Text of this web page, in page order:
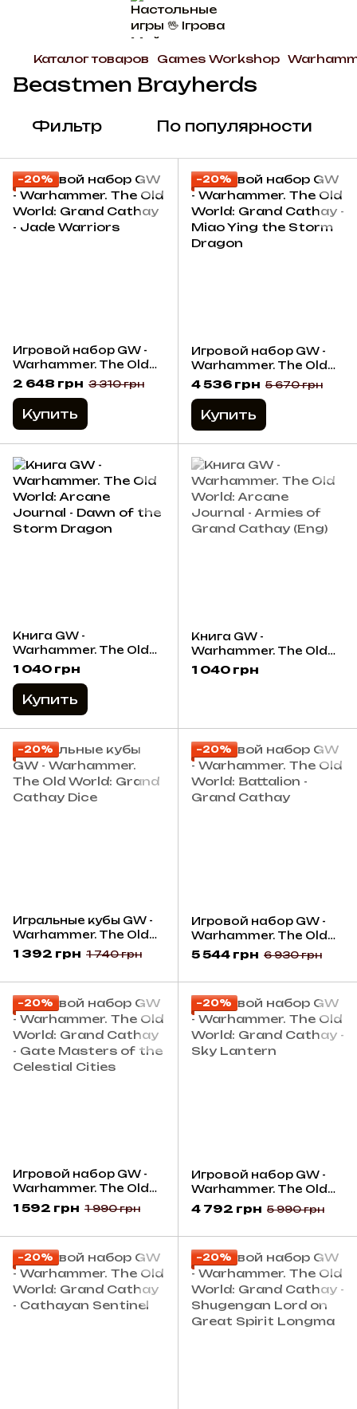
Каталог товаров Games Workshop
Beastmen Brayherds
Фильтр По популярности
−20%
Игровой набор GW -
Warhammer. The Old
World: Grand Cathay -
Jade Warriors
2 648 грн 3 310 грн
Купить
−20%
Игровой набор GW -
Warhammer. The Old
World: Grand Cathay -
Miao Ying the Storm
Dragon
4 536 грн 5 670 грн
Купить
Книга GW -
Warhammer. The Old
World: Arcane Journal -
Dawn of the Storm
Dragon
1 040 грн
Купить
Книга GW -
Warhammer. The Old
World: Arcane Journal -
Armies of Grand
1 040 грн
−20%
Игральные кубы GW -
Warhammer. The Old
World: Grand Cathay
1 392 грн 1 740 грн
−20%
Игровой набор GW -
Warhammer. The Old
World: Battalion -
Grand Cathay
5 544 грн 6 930 грн
−20%
Игровой набор GW -
Warhammer. The Old
World: Grand Cathay -
Gate Masters of the
1 592 грн 1 990 грн
−20%
Игровой набор GW -
Warhammer. The Old
World: Grand Cathay -
Sky Lantern
4 792 грн 5 990 грн
−20% −20%